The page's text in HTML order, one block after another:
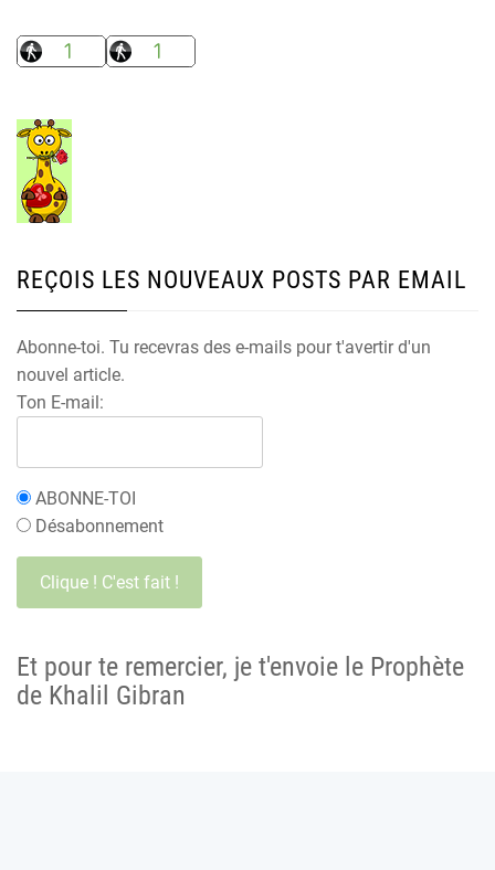
REÇOIS LES NOUVEAUX POSTS PAR EMAIL
Abonne-toi. Tu recevras des e-mails pour t'avertir d'un
nouvel article.
Ton E-mail:
ABONNE-TOI
Désabonnement
Et pour te remercier, je t'envoie le Prophète
de Khalil Gibran